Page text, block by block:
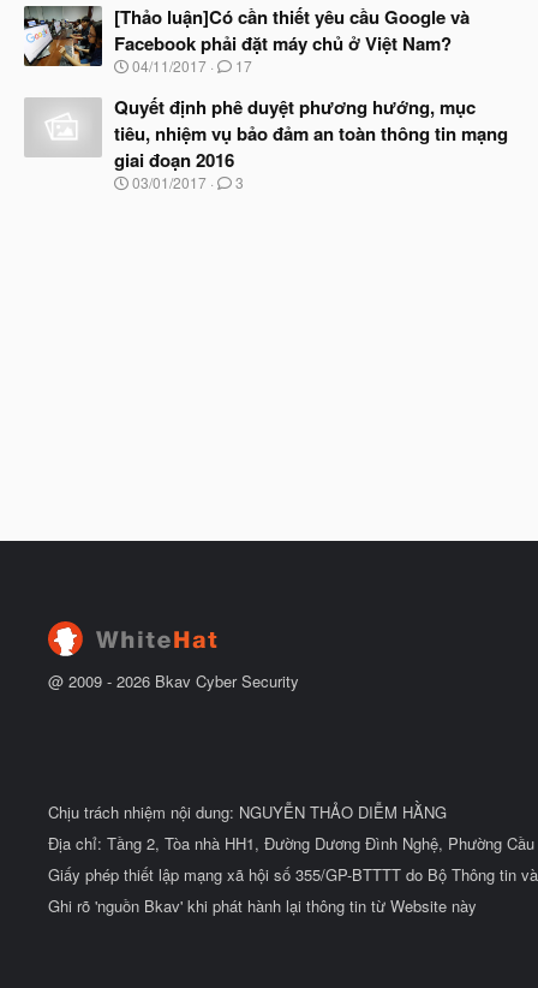
đ
ầ
u
à
y
b
ắ
đ
ầ
u
[Thảo luận]Có cần thiết yêu cầu Google và
Facebook phải đặt máy chủ ở Việt Nam?
N
à
b
ắ
t
04/11/2017 17
Quyết định phê duyệt phương hướng, mục
tiêu, nhiệm vụ bảo đảm an toàn thông tin mạng
giai đoạn 2016
N
03/01/2017 3
@ 2009 - 2026 Bkav Cyber Security
Chịu trách nhiệm nội dung: NGUYỄN THẢO DIỄM HẰNG
Địa chỉ: Tầng 2, Tòa nhà HH1, Đường Dương Đình Nghệ, Phường
Giấy phép thiết lập mạng xã hội số 355/GP-BTTTT do Bộ Thông tin
Ghi rõ 'nguồn Bkav' khi phát hành lại thông tin từ Website này